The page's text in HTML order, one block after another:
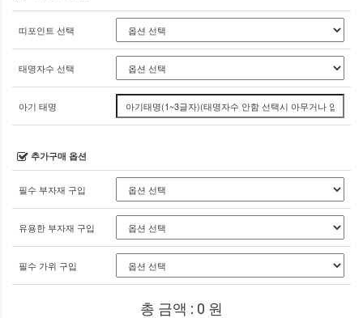
띠포인트 선택
태명자수 선택
아기 태명
추가구매 옵션
필수 부자재 구입
유용한 부자재 구입
필수 가위 구입
총 금액 : 0 원